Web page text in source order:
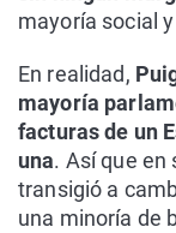
mayoría social
En realidad,
mayoría
facturas de un
una. Así que en
transigió a
una minoría de